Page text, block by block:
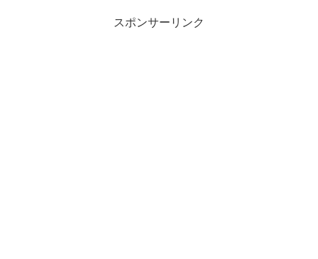
スポンサーリンク